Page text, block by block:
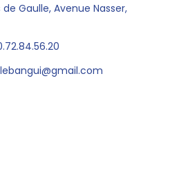
Gaulle, Avenue Nasser,